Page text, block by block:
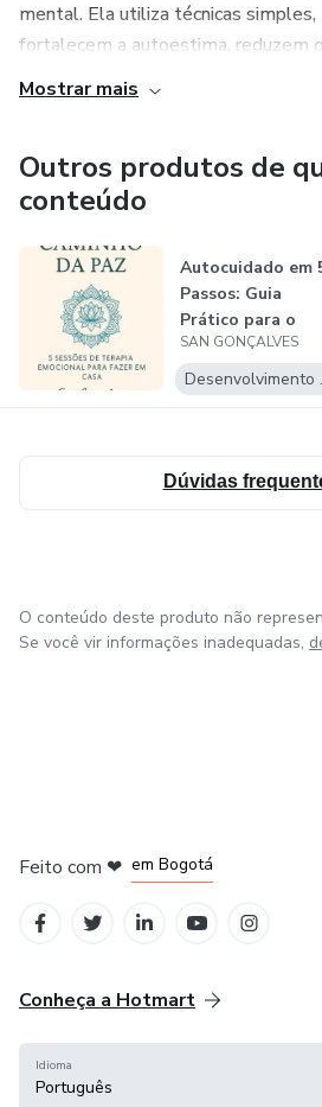
mental. Ela utiliza técnicas simples,
fortalecem a autoestima, reduzem o
Mostrar mais
Outros produtos de
conteúdo
Autocuidado em
Passos: Guia
Prático para o
Bem-Estar
SAN GONÇALVES
Dúvidas
O conteúdo deste produto não
Se você vir informações inadequadas,
Feito com ❤ em Bogotá
Conheça a Hotmart
Idioma
Português